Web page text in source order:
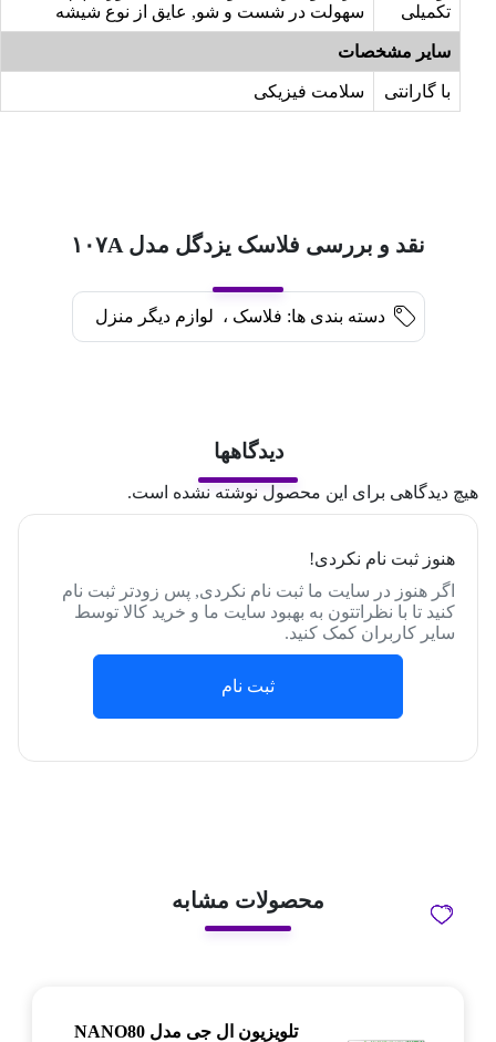
تکمیلی سهولت در شست و شو, عایق از نوع شیشه
سایر مشخصات
با گارانتی سلامت فیزیکی
نقد و بررسی فلاسک یزدگل مدل ۱۰۷A
دسته بندی ها: فلاسک ، لوازم دیگر منزل
دیدگاهها
هیچ دیدگاهی برای این محصول نوشته نشده است.
هنوز ثبت نام نکردی!
اگر هنوز در سایت ما ثبت نام نکردی, پس زودتر ثبت نام
کنید تا با نظراتتون به بهبود سایت ما و خرید کالا توسط
سایر کاربران کمک کنید.
ثبت نام
محصولات مشابه
تلویزیون ال جی مدل NANO80